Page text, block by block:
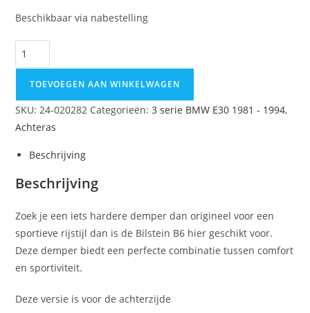
Beschikbaar via nabestelling
TOEVOEGEN AAN WINKELWAGEN
SKU: 24-020282 Categorieën:3 serie BMW E30 1981 - 1994,
Achteras
Beschrijving
Beschrijving
Zoek je een iets hardere demper dan origineel voor een
sportieve rijstijl dan is de Bilstein B6 hier geschikt voor.
Deze demper biedt een perfecte combinatie tussen comfort
en sportiviteit.
Deze versie is voor de achterzijde